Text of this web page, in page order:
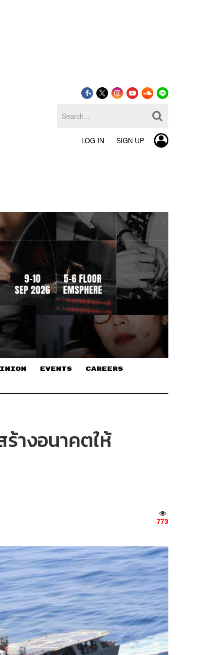
LOG IN SIGN UP
EVENTS CAREERS
างอนาคตให้
773